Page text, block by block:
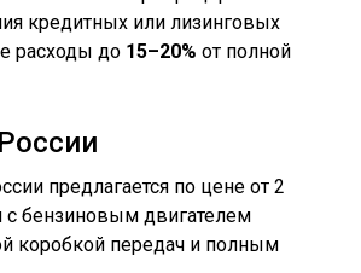
кредитных или лизинговых
расходы до 15–20% от полной
предлагается по цене от 2
с бензиновым двигателем
коробкой передач и полным